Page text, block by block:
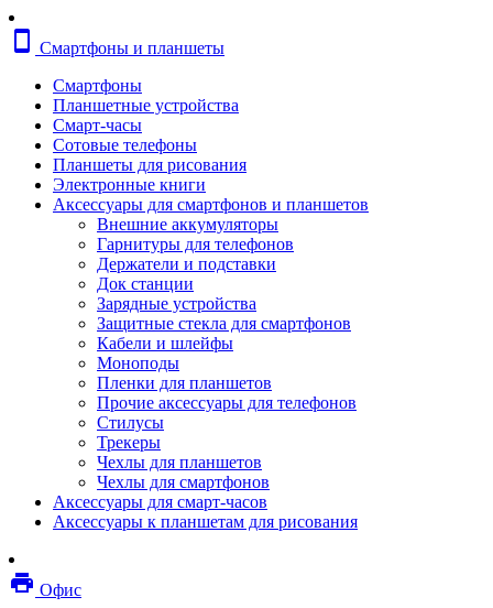
Счетчики банкнот
Калькуляторы
Мебель
Стулья и кресла
Столы
Мебельные аксессуары
Аксессуары для кресел
Вешалки
Коврики защитные
Эргономика
Опции для устройств печати, копирования и
сканирования
Сетевое оборудование
Маршрутизаторы
Модемы
Точки доступа
Сетевые адаптеры
Коммутаторы
Расширители беспроводной сети
Wi-fi антенны
Инструмент
Кабель
Монтажные компоненты
smartphone
Смартфоны и планшеты
Смартфоны
Планшетные устройства
Смарт-часы
Сотовые телефоны
Планшеты для рисования
Электронные книги
Аксессуары для смартфонов и планшетов
Внешние аккумуляторы
Гарнитуры для телефонов
Держатели и подставки
Док станции
Зарядные устройства
Защитные стекла для смартфонов
Кабели и шлейфы
Моноподы
Пленки для планшетов
Прочие аксессуары для телефонов
Стилусы
Трекеры
Чехлы для планшетов
Чехлы для смартфонов
Аксессуары для смарт-часов
Аксессуары к планшетам для рисования
local_printshop Офис